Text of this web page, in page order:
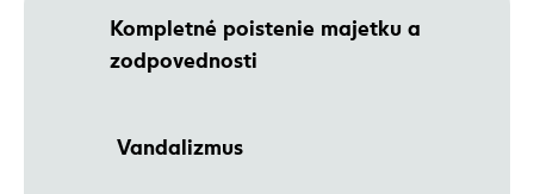
Kompletné poistenie majetku a
zodpovednosti
Vandalizmus